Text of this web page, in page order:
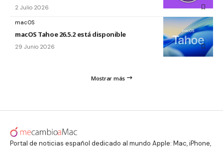
2 Julio 2026
macOS
macOS Tahoe 26.5.2 está disponible
29 Junio 2026
Mostrar más
Portal de noticias español dedicado al mundo Apple: Mac, iPhone,